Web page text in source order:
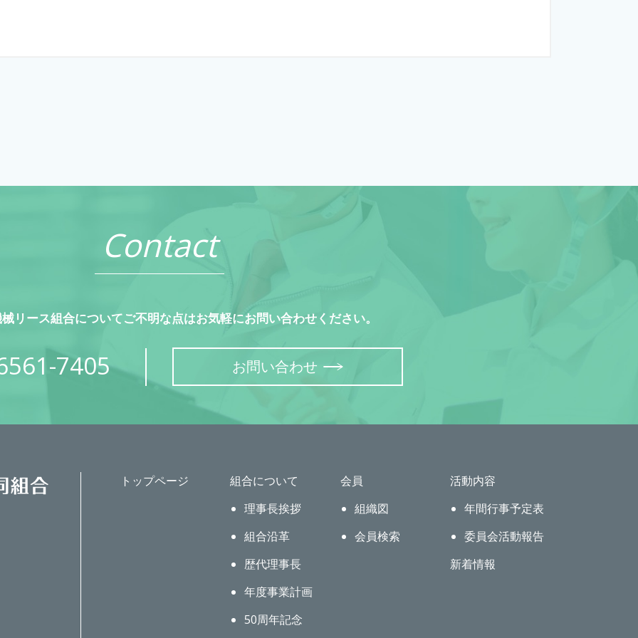
Contact
リース組合についてご不明な点はお気軽にお問い合わせください。
7405 お問い合わせ
トップページ
組合について
理事長挨拶
組合沿革
歴代理事長
年度事業計画
50周年記念
会員
組織図
会員検索
活動内容
年間行事予定表
委員会活動報告
新着情報